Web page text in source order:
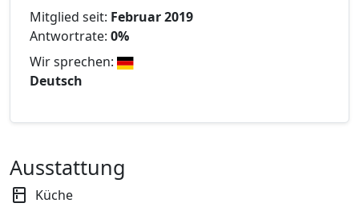
Mitglied seit: Februar 2019
Antwortrate: 0%
Wir sprechen:
Deutsch
Ausstattung
Küche